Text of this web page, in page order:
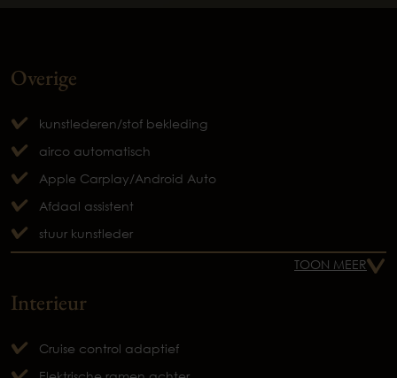
Overige
kunstlederen/stof bekleding
airco automatisch
Apple Carplay/Android Auto
Afdaal assistent
stuur kunstleder
TOON MEER
Interieur
Cruise control adaptief